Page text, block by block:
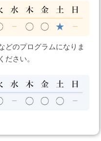
どのプログラムになりま
ださい。